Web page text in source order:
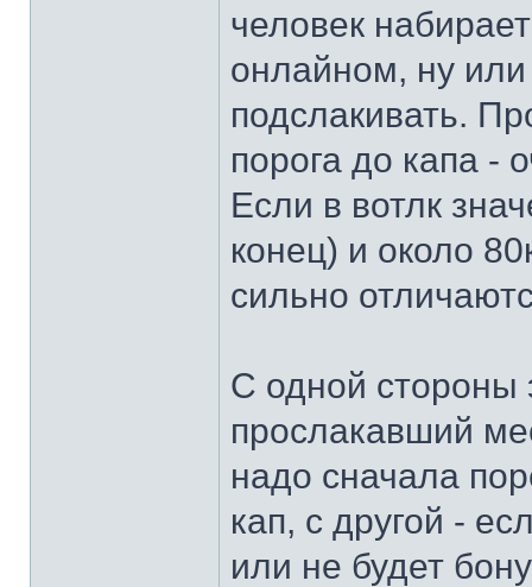
человек
онлайном, ну
подслакивать.
порога до капа -
Если в вотлк
конец) и около
сильно
С одной стороны
прослакавший
надо сначала
кап, с другой -
или не будет